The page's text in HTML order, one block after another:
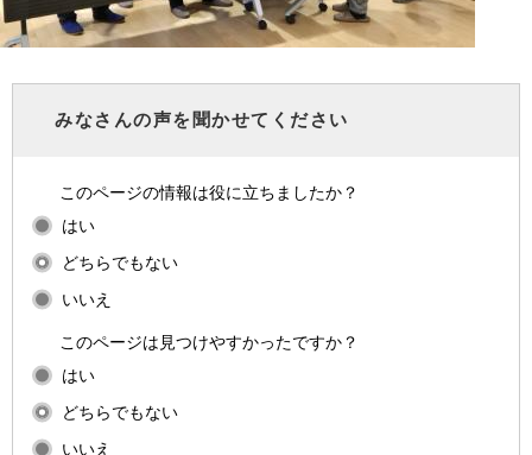
みなさんの声を聞かせてください
このページの情報は役に立ちましたか？
はい
どちらでもない
いいえ
このページは見つけやすかったですか？
はい
どちらでもない
いいえ